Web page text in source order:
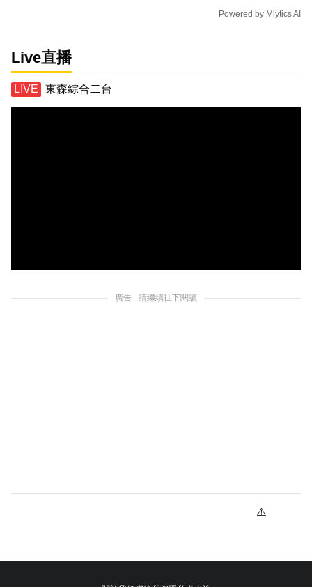
Powered by Mlytics AI
Live直播
東森綜合二台
廣告 - 請繼續往下閱讀